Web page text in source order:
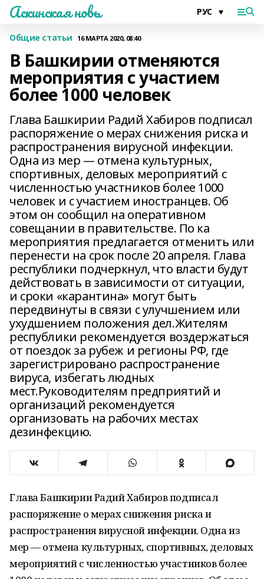
Аскинская новь
Общие статьи 16 МАРТА 2020, 08:40
В Башкирии отменяются
мероприятия с участием
более 1000 человек
Глава Башкирии Радий Хабиров подписал
распоряжение о мерах снижения риска и
распространения вирусной инфекции.
Одна из мер — отмена культурных,
спортивных, деловых мероприятий с
численностью участников более 1000
человек и с участием иностранцев. Об
этом он сообщил на оперативном
совещании в правительстве. По ка
мероприятия предлагается отменить или
перенести на срок после 20 апреля. Глава
республики подчеркнул, что власти будут
действовать в зависимости от ситуации,
и сроки «карантина» могут быть
передвинуты в связи с улучшением или
ухудшением положения дел.Жителям
республики рекомендуется воздержаться
от поездок за рубеж и регионы РФ, где
зарегистрировано распространение
вируса, избегать людных
мест.Руководителям предприятий и
организаций рекомендуется
организовать на рабочих местах
дезинфекцию.
Глава Башкирии Радий Хабиров подписал
распоряжение о мерах снижения риска и
распространения вирусной инфекции. Одна из
мер — отмена культурных, спортивных, деловых
мероприятий с численностью участников более